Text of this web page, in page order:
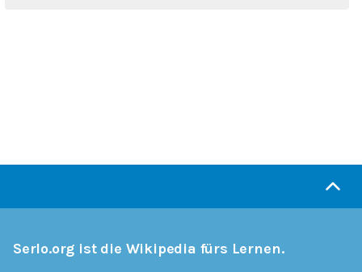
Serlo.org ist die Wikipedia fürs Lernen.